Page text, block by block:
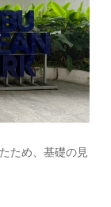
ため、基礎の見